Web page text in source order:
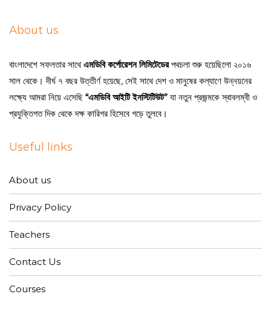
About us
বাংলাদেশে সফলতার সাথেএমডিবি কর্পোরেশন লিমিটেডেরপথচলা শুরু হয়েছিলো ২০১৬
সাল থেকে। দীর্ঘ ৭ বছর উত্তীর্ণ হয়েছে, সেই সাথে দেশ ও মানুষের কল্যাণে উন্নয়নের
লক্ষ্যে আমরা নিয়ে এসেছি “এমডিবি আইটি ইনস্টিটিউট” যা নতুন প্রজন্মকে স্বাবলম্বী ও
প্রযুক্তিগত দিক থেকে দক্ষ কারিগর হিসেবে গড়ে তুলবে।
Useful links
About us
Privacy Policy
Teachers
Contact Us
Courses